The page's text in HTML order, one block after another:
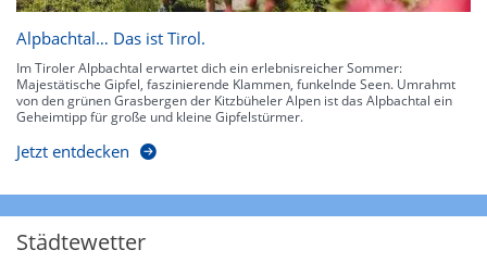
Alpbachtal… Das ist Tirol.
Im Tiroler Alpbachtal erwartet dich ein erlebnisreicher Sommer:
Majestätische Gipfel, faszinierende Klammen, funkelnde Seen. Umrahmt
von den grünen Grasbergen der Kitzbüheler Alpen ist das Alpbachtal ein
Geheimtipp für große und kleine Gipfelstürmer.
Jetzt entdecken
Städtewetter